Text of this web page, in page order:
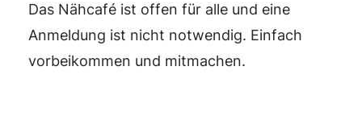
Das Nähcafé ist offen für alle und eine
Anmeldung ist nicht notwendig. Einfach
vorbeikommen und mitmachen.